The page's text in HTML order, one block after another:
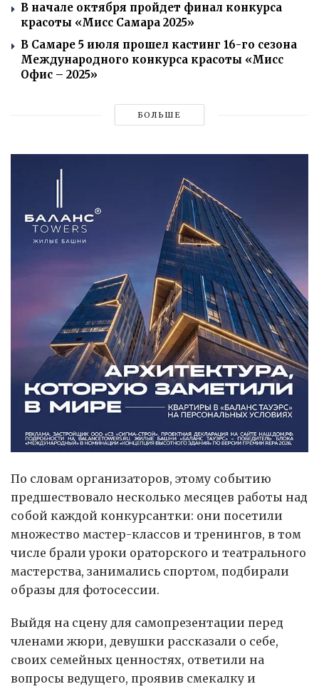
В начале октября пройдет финал конкурса
красоты «Мисс Самара 2025»
В Самаре 5 июля прошел кастинг 16-го сезона
Международного конкурса красоты «Мисс
Офис – 2025»
БОЛЬШЕ
По словам организаторов, этому событию
предшествовало несколько месяцев работы над
собой каждой конкурсантки: они посетили
множество мастер-классов и тренингов, в том
числе брали уроки ораторского и театрального
мастерства, занимались спортом, подбирали
образы для фотосессии.
Выйдя на сцену для самопрезентации перед
членами жюри, девушки рассказали о себе,
своих семейных ценностях, ответили на
вопросы ведущего, проявив смекалку и